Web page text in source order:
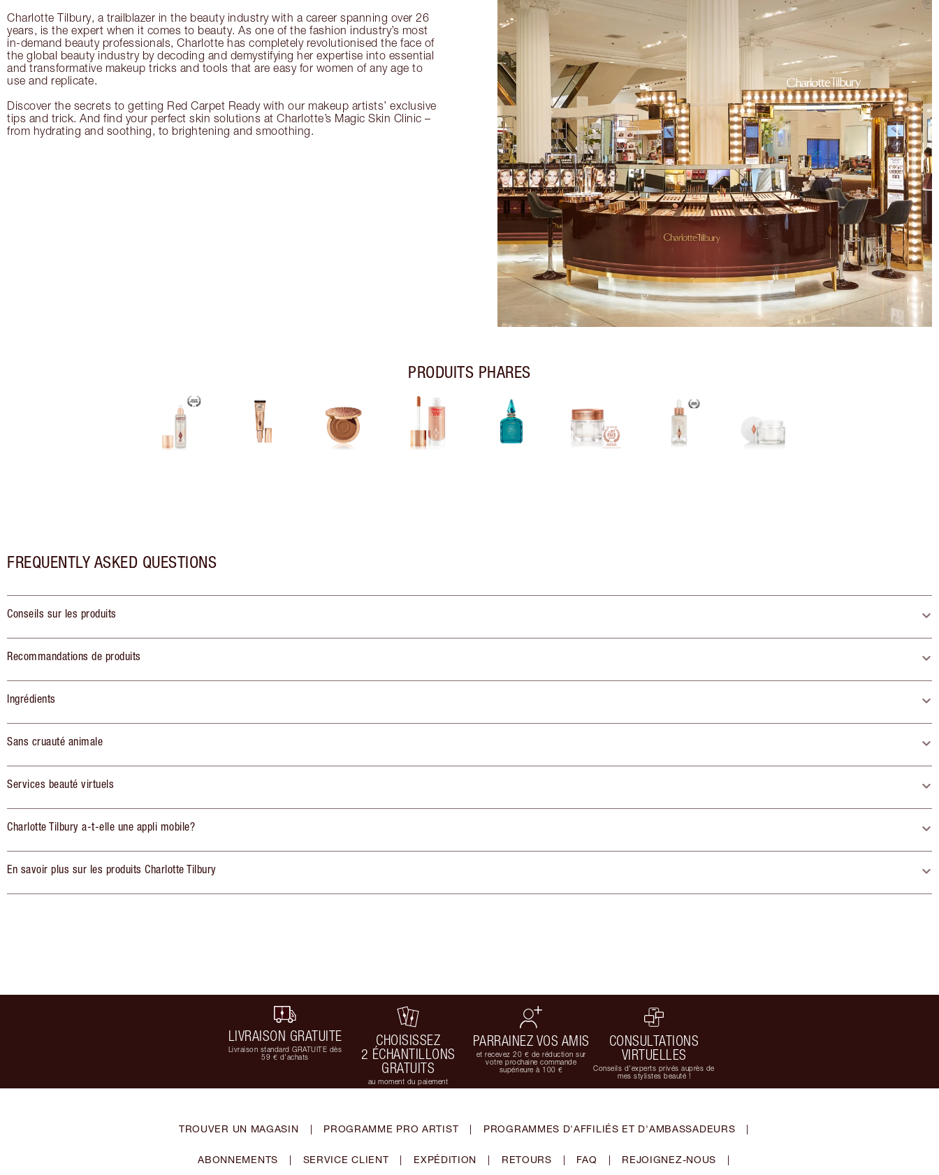
Charlotte Tilbury, a trailblazer in the beauty industry with a career spanning over 26
years, is the expert when it comes to beauty. As one of the fashion industry’s most
in-demand beauty professionals, Charlotte has completely revolutionised the face of
the global beauty industry by decoding and demystifying her expertise into essential
and transformative makeup tricks and tools that are easy for women of any age to
use and replicate.
Discover the secrets to getting Red Carpet Ready with our makeup artists’ exclusive
tips and trick. And find your perfect skin solutions at Charlotte’s Magic Skin Clinic –
from hydrating and soothing, to brightening and smoothing.
PRODUITS PHARES
FREQUENTLY ASKED QUESTIONS
Conseils sur les produits
Recommandations de produits
Ingrédients
Sans cruauté animale
Services beauté virtuels
Charlotte Tilbury a-t-elle une appli mobile?
En savoir plus sur les produits Charlotte Tilbury
LIVRAISON GRATUITE
Livraison standard GRATUITE dès
59 € d'achats
CHOISISSEZ
2 ÉCHANTILLONS
GRATUITS
au moment du paiement
PARRAINEZ VOS AMIS
et recevez 20 € de réduction sur
votre prochaine commande
supérieure à 100 €
CONSULTATIONS
VIRTUELLES
Conseils d'experts privés auprès de
mes stylistes beauté !
TROUVER UN MAGASIN | PROGRAMME PRO ARTIST | PROGRAMMES D'AFFILIÉS ET D'AMBASSADEURS |
ABONNEMENTS | SERVICE CLIENT | EXPÉDITION | RETOURS | FAQ | REJOIGNEZ-NOUS |